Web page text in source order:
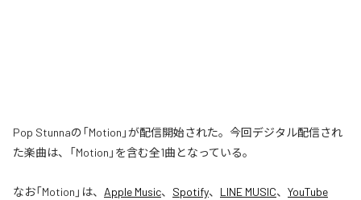
Pop Stunnaの「Motion」が配信開始された。今回デジタル配信され
た楽曲は、「Motion」を含む全1曲となっている。
なお「Motion 」は、 Apple Music、 Spotify、 LINE MUSIC、 YouTube